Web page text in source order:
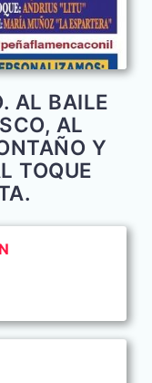
AL BAILE
AL
Y
TOQUE